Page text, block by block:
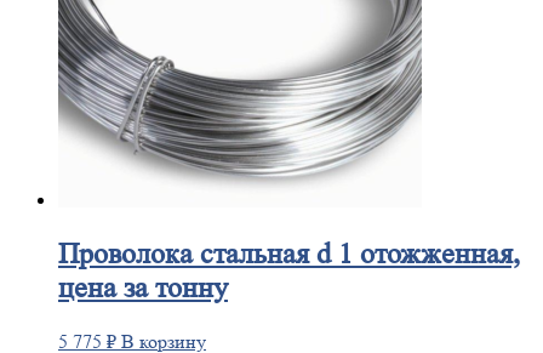
Проволокастальная d 1 отожженная,
цена за тонну
5 775 ₽ В корзину